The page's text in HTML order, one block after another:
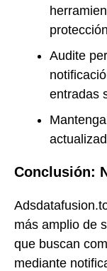
Audite
entradas
Conclusión:
más amplio de
que buscan
mediante